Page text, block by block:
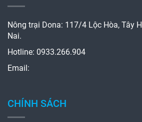
Nông trại Dona: 117/4 Lộc Hòa, Tây
Nai.
Hotline: 0933.266.904
Email:
CHÍNH SÁCH